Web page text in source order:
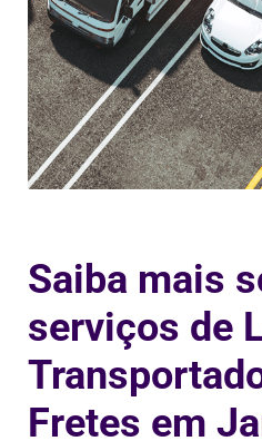
Saiba mais
serviços de
Fretes em